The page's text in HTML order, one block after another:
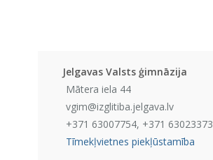
Jelgavas Valsts ģimnāzija
Mātera iela 44
vgim@izglitiba.jelgava.lv
+371 63007754, +371 63023373
Tīmekļvietnes piekļūstamība